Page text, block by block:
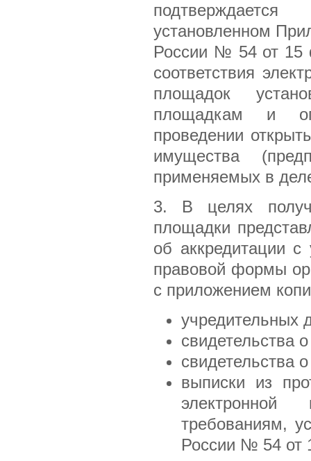
установленном
России № 54 от 15
соответствия
площадок
площадкам и
проведении
имущества
применяемых в
3. В целях
площадки
об аккредитации с
правовой формы
с приложением
учредительных
свидетельства
свидетельства
выписки из
требованиям,
России № 54 от